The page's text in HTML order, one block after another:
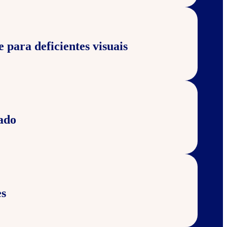
para deficientes visuais